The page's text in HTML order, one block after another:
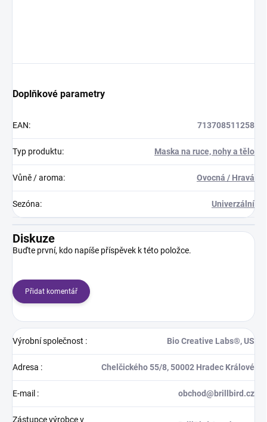
Doplňkové parametry
EAN: 713708511258
Typ produktu: Maska na ruce, nohy a tělo
Vůně / aroma: Ovocná / Hravá
Sezóna: Univerzální
Diskuze
Buďte první, kdo napíše příspěvek k této položce.
Přidat komentář
Výrobní společnost : Bio Creative Labs®, US
Adresa : Chelčického 55/8, 50002 Hradec Králové
E-mail : obchod@brillbird.cz
Zástupce výrobce v